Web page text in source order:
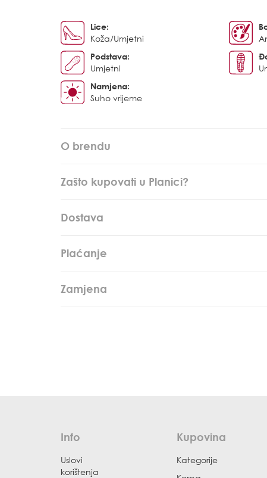
Lice:
Koža/Umjetni
Podstava:
Umjetni
Namjena:
Suho vrijeme
O brendu
Zašto kupovati u Planici?
Dostava
Plaćanje
Zamjena
Info
Uslovi
korištenja
Kupovina
Kategorije